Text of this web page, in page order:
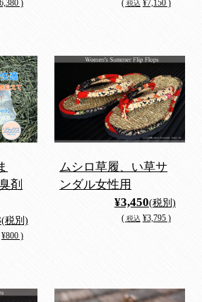
) ( 税込 ¥7,150 )
剤
(税別)
¥800 )
ムシロ草履、い草サ
ンダル女性用
¥3,450(税別)
( 税込 ¥3,795 )